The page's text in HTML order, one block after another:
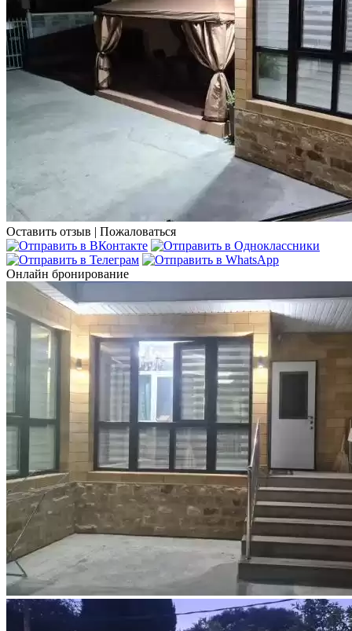
Оставить отзыв | Пожаловаться
Онлайн бронирование